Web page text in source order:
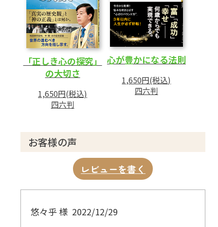
「正しき心の探究」
の大切さ
1,650円(税込)
四六判
心が豊かになる法則
1,650円(税込)
四六判
お客様の声
レビューを書く
悠々乎 様 2022/12/29